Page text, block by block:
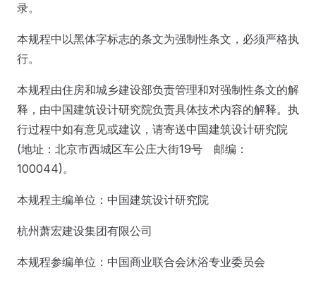
录。
本规程中以黑体字标志的条文为强制性条文，必须严格执
行。
本规程由住房和城乡建设部负责管理和对强制性条文的解
释，由中国建筑设计研究院负责具体技术内容的解释。执
行过程中如有意见或建议，请寄送中国建筑设计研究院
(地址：北京市西城区车公庄大街19号 邮编：
100044)。
本规程主编单位：中国建筑设计研究院
杭州萧宏建设集团有限公司
本规程参编单位：中国商业联合会沐浴专业委员会